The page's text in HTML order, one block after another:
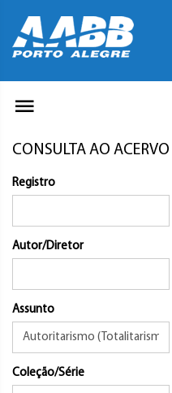
CONSULTA AO ACERVO
Registro
Autor/Diretor
Assunto
Coleção/Série